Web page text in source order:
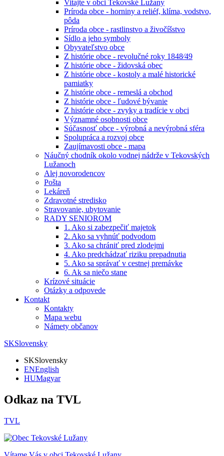
Vitajte v obci Tekovské Lužany
Príroda obce - horniny a reliéf, klíma, vodstvo,
pôda
Príroda obce - rastlinstvo a živočíšstvo
Sídlo a jeho symboly
Obyvateľstvo obce
Z histórie obce - revolučné roky 1848⁄49
Z histórie obce - židovská obec
Z histórie obce - kostoly a malé historické
pamiatky
Z histórie obce - remeslá a obchod
Z histórie obce - ľudové bývanie
Z histórie obce - zvyky a tradície v obci
Významné osobnosti obce
Súčasnosť obce - výrobná a nevýrobná sféra
Spolupráca a rozvoj obce
Zaujímavosti obce - mapa
Náučný chodník okolo vodnej nádrže v Tekovských
Lužanoch
Alej novorodencov
Pošta
Lekáreň
Zdravotné stredisko
Stravovanie, ubytovanie
RADY SENIOROM
1. Ako si zabezpečiť majetok
2. Ako sa vyhnúť podvodom
3. Ako sa chrániť pred zlodejmi
4. Ako predchádzať riziku prepadnutia
5. Ako sa správať v cestnej premávke
6. Ak sa niečo stane
Krízové situácie
Otázky a odpovede
Kontakt
Kontakty
Mapa webu
Námety občanov
SKSlovensky
SKSlovensky
ENEnglish
HUMagyar
Odkaz na TVL
TVL